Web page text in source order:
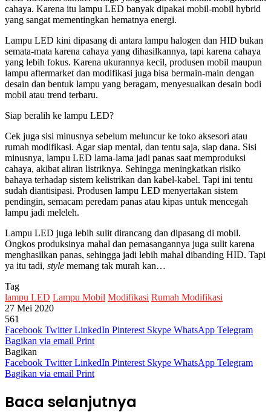
cahaya. Karena itu lampu LED banyak dipakai mobil-mobil hybrid
yang sangat mementingkan hematnya energi.
Lampu LED kini dipasang di antara lampu halogen dan HID bukan
semata-mata karena cahaya yang dihasilkannya, tapi karena cahaya
yang lebih fokus. Karena ukurannya kecil, produsen mobil maupun
lampu aftermarket dan modifikasi juga bisa bermain-main dengan
desain dan bentuk lampu yang beragam, menyesuaikan desain bodi
mobil atau trend terbaru.
Siap beralih ke lampu LED?
Cek juga sisi minusnya sebelum meluncur ke toko aksesori atau
rumah modifikasi. Agar siap mental, dan tentu saja, siap dana. Sisi
minusnya, lampu LED lama-lama jadi panas saat memproduksi
cahaya, akibat aliran listriknya. Sehingga meningkatkan risiko
bahaya terhadap sistem kelistrikan dan kabel-kabel. Tapi ini tentu
sudah diantisipasi. Produsen lampu LED menyertakan sistem
pendingin, semacam peredam panas atau kipas untuk mencegah
lampu jadi meleleh.
Lampu LED juga lebih sulit dirancang dan dipasang di mobil.
Ongkos produksinya mahal dan pemasangannya juga sulit karena
menghasilkan panas, sehingga jadi lebih mahal dibanding HID. Tapi
ya itu tadi, style memang tak murah kan…
Tag
lampu LED Lampu Mobil Modifikasi Rumah Modifikasi
27 Mei 2020
561
Facebook Twitter LinkedIn Pinterest Skype WhatsApp Telegram
Bagikan via email Print
Bagikan
Facebook Twitter LinkedIn Pinterest Skype WhatsApp Telegram
Bagikan via email Print
Baca selanjutnya